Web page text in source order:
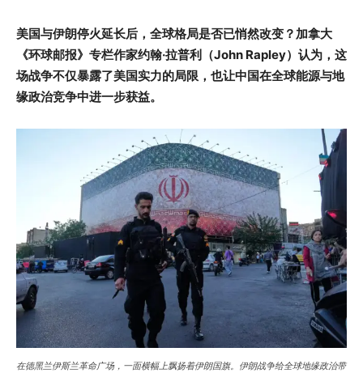
美国与伊朗停火延长后，全球格局是否已悄然改变？加拿大
《环球邮报》专栏作家约翰·拉普利（John Rapley）认为，这
场战争不仅暴露了美国实力的局限，也让中国在全球能源与地
缘政治竞争中进一步获益。
在德黑兰伊斯兰革命广场，一面横幅上飘扬着伊朗国旗。伊朗战争给全球地缘政治带